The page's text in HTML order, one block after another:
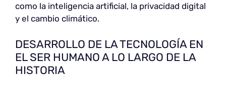
como la inteligencia artificial, la privacidad digital
y el cambio climático.
DESARROLLO DE LA TECNOLOGÍA EN
EL SER HUMANO A LO LARGO DE LA
HISTORIA